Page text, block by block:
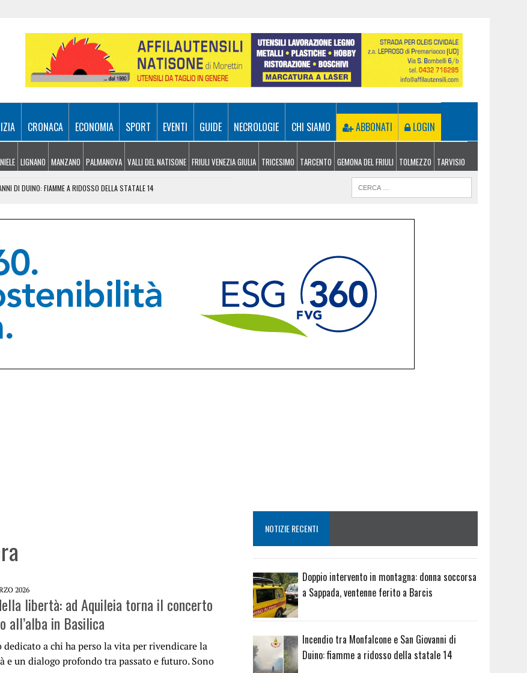
CRONACA ECONOMIA SPORT EVENTI GUIDE NECROLOGIE CHI SIAMO ABBONATI LOGIN
LIGNANO MANZANO PALMANOVA VALLI DEL NATISONE FRIULI VENEZIA GIULIA TRICESIMO TARCENTO GEMONA DEL FRIULI TOLMEZZO TARVISIO
DI DUINO: FIAMME A RIDOSSO DELLA STATALE 14
FERITO SOSPESO NEL VUOTO PER OLTRE 100 METRI
SAPPADA, VENTENNE FERITO A BARCIS
2026
libertà: ad Aquileia torna il concerto
all’alba in Basilica
a chi ha perso la vita per rivendicare la
e un dialogo profondo tra passato e futuro. Sono
NOTIZIE RECENTI
Doppio intervento in montagna: donna soccorsa
a Sappada, ventenne ferito a Barcis
Incendio tra Monfalcone e San Giovanni di
Duino: fiamme a ridosso della statale 14